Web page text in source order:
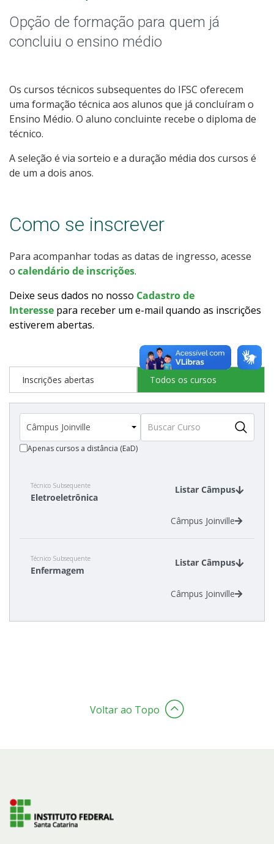
Graduação
Educação a Distância
Todos os cursos
Resultados
Resultados Vagas Remanescentes
Calendário de inscrições
Cotas
Inscrições e acompanhamento
Orientações para Matrícula
Transferências e Retornos
Opção de formação para quem já
concluiu o ensino médio
Os cursos técnicos subsequentes do IFSC oferecem
uma formação técnica aos alunos que já concluíram o
Ensino Médio. O aluno concluinte recebe o diploma de
técnico.
A seleção é via sorteio e a duração média dos cursos é
de um a dois anos.
Como se inscrever
Para acompanhar todas as datas de ingresso, acesse
o calendário de inscrições.
Deixe seus dados no nosso Cadastro de
Interesse para receber um e-mail quando as inscrições
estiverem abertas.
Inscrições abertas Todos os cursos
Apenas cursos a distância (EaD)
Técnico Subsequente
Eletroeletrônica
Listar Câmpus
Câmpus Joinville
Técnico Subsequente
Enfermagem
Listar Câmpus
Câmpus Joinville
Voltar ao Topo